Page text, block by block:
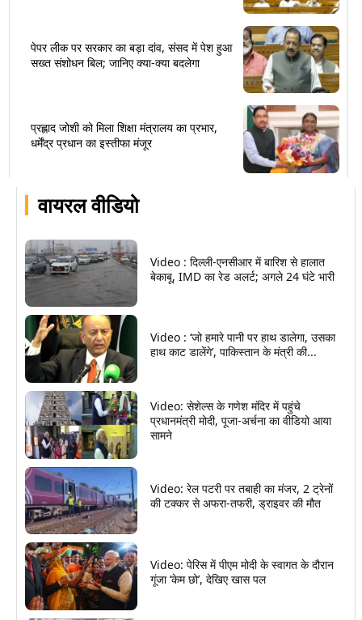
वायरल वीडियो
Video : दिल्ली-एनसीआर में बारिश से हालात
बेकाबू, IMD का रेड अलर्ट; अगले 24 घंटे भारी
Video : ‘जो हमारे पानी पर हाथ डालेगा, उसका
हाथ काट डालेंगे’, पाकिस्तान के मंत्री की...
Video: सेशेल्स के गणेश मंदिर में पहुंचे
प्रधानमंत्री मोदी, पूजा-अर्चना का वीडियो आया
सामने
Video: रेल पटरी पर तबाही का मंजर, 2 ट्रेनों
की टक्कर से अफरा-तफरी, ड्राइवर की मौत
Video: पेरिस में पीएम मोदी के स्वागत के दौरान
गूंजा ‘केम छो’, देखिए खास पल
पेपर लीक पर सरकार का बड़ा दांव, संसद में पेश हुआ
सख्त संशोधन बिल; जानिए क्या-क्या बदलेगा
प्रह्लाद जोशी को मिला शिक्षा मंत्रालय का प्रभार,
धर्मेंद्र प्रधान का इस्तीफा मंजूर